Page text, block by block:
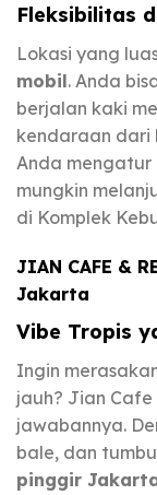
Fleksibilitas
Lokasi yang
mobil. Anda
berjalan kaki
kendaraan dari
Anda
mungkin
di Komplek
JIAN CAFE &
Jakarta
Vibe Tropis
Ingin
jauh? Jian
jawabannya.
bale, dan
pinggir